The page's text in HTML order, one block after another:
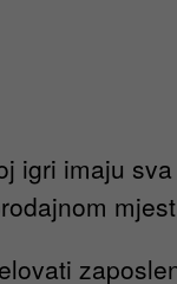
igri imaju